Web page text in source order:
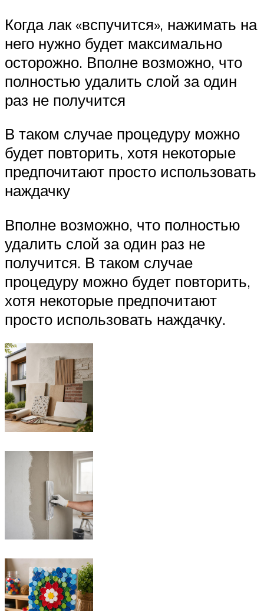
Когда лак «вспучится», нажимать на
него нужно будет максимально
осторожно. Вполне возможно, что
полностью удалить слой за один
раз не получится
В таком случае процедуру можно
будет повторить, хотя некоторые
предпочитают просто использовать
наждачку
Вполне возможно, что полностью
удалить слой за один раз не
получится. В таком случае
процедуру можно будет повторить,
хотя некоторые предпочитают
просто использовать наждачку.